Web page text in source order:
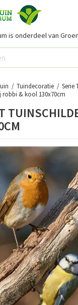
Tuindecoratie
Serie
robbi & kool 130x70cm
is onderdeel van